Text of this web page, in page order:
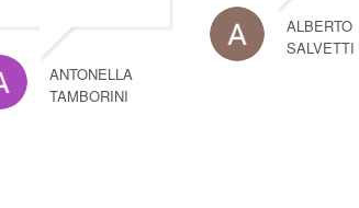
ANTONELLA
TAMBORINI
ALBERTO
SALVETTI